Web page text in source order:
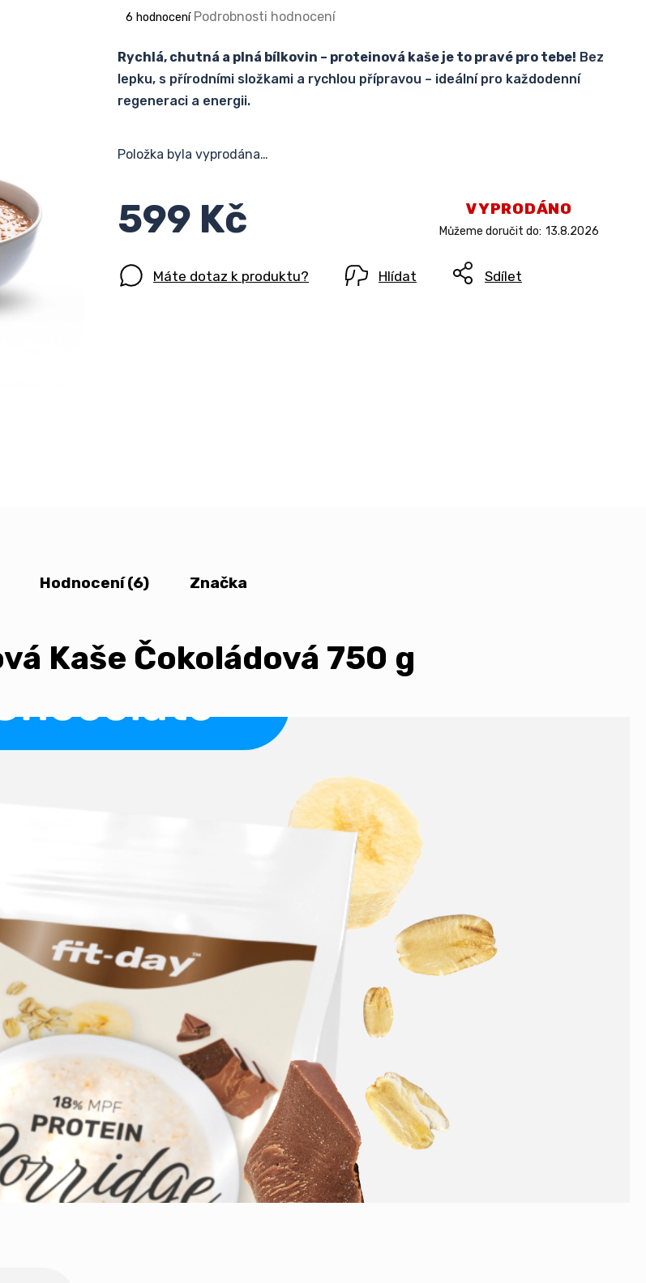
Průměrné
produktu
5,0
z
6 hodnocení Podrobnosti hodnocení
599 Kč VYPRODÁNO
Můžeme doručit do: 13.8.2026
Položka byla vyprodána…
Rychlá, chutná a plná bílkovin – proteinová kaše je to pravé pro tebe! Bez
lepku, s přírodními složkami a rychlou přípravou – ideální pro každodenní
regeneraci a energii.
Máte dotaz k produktu? Hlídat Sdílet
Hodnocení (6) Značka
Kaše Čokoládová 750 g